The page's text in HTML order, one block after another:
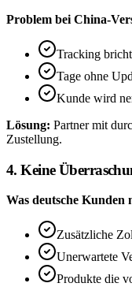
Problem bei China-
Tracking
Tage ohne
Kunde wird
Lösung: Partner mit
Zustellung.
4. Keine
Was deutsche Kunden
Zusätzliche
Unerwartete
Produkte die